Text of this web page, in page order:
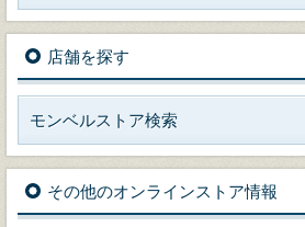
店舗を探す
モンベルストア検索
その他のオンラインストア情報